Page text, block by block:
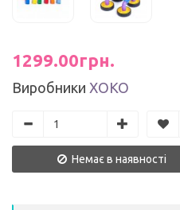
1299.00грн.
Виробники ХОКО
Немає в наявності